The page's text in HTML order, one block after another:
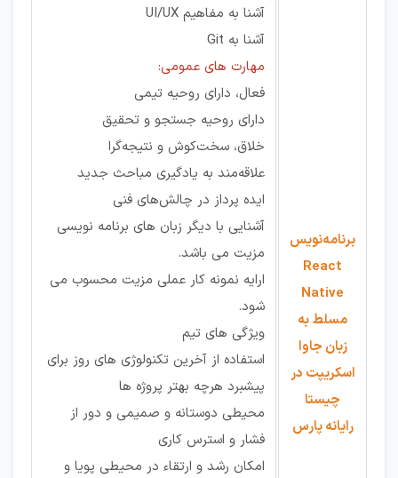
برنامه‌نویس
React
Native
مسلط به
زبان جاوا
اسکریپت در
چیستا
رایانه پارس
آشنا به مفاهیم UI/UX
آشنا به Git
مهارت های عمومی:
فعال، دارای روحیه تیمی
دارای روحیه جستجو و تحقیق
خلاق، سخت‌کوش و نتیجه‌گرا
علاقه‌مند به یادگیری مباحث جدید
ایده پرداز در چالش‌های فنی
آشنایی با دیگر زبان های برنامه نویسی
مزیت می باشد.
ارایه نمونه کار عملی مزیت محسوب می
شود.
ویژگی های تیم
استفاده از آخرین تکنولوژی های روز برای
پیشبرد هرچه بهتر پروژه ها
محیطی دوستانه و صمیمی و دور از
فشار و استرس کاری
امکان رشد و ارتقاء در محیطی پویا و